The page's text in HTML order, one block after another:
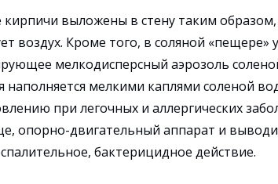
выложены в стену таким образом,
воздух. Кроме того, в соляной «пещере»
мелкодисперсный аэрозоль
мелкими каплями соленой
при легочных и аллергических
опорно-двигательный аппарат и
бактерицидное действие.